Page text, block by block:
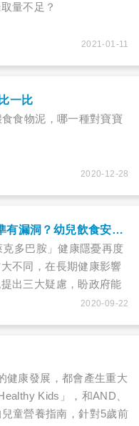
量不足？
2021-01-11
一比
食物泥，哪一種對寶寶
2020-12-28
政府開放用瘦肉精萊克多巴胺之美豬進口，檢驗標準有漏洞？幼兒飲食安全誰把關？
多巴胺」健康隱憂再度
不同，在長期健康影響
出三大疑慮，盼政府能
2020-09-22
健康發展，都會產生重大
Kids」，和AND、
童營養指南，針對5歲前